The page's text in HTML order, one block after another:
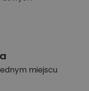
miejscu